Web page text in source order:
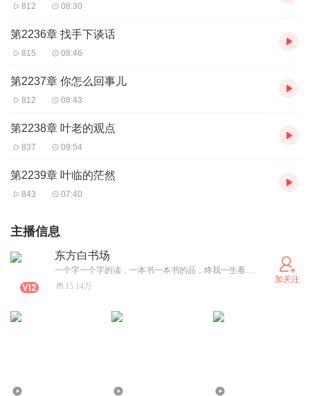
812 08:30
第2236章 找手下谈话
815 08:46
第2237章 你怎么回事儿
812 08:43
第2238章 叶老的观点
837 09:54
第2239章 叶临的茫然
843 07:40
主播信息
东方白书场
一个字一个字的读，一本书一本书的品，终我一生看看能读（播）多少书。大家要不要一起来听、来读…
15.14万
加关注